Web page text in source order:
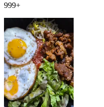
999+